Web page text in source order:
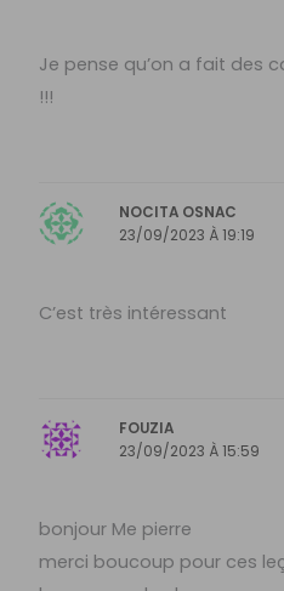
Je pense qu’on a fait des
!!!
NOCITA OSNAC
23/09/2023 À 19:19
C’est très intéressant
FOUZIA
23/09/2023 À 15:59
bonjour Me pierre
merci boucoup pour ces